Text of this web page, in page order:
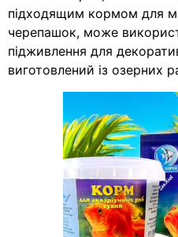
підходящим кормом для
черепашок, може
підживлення для
виготовлений із озерних